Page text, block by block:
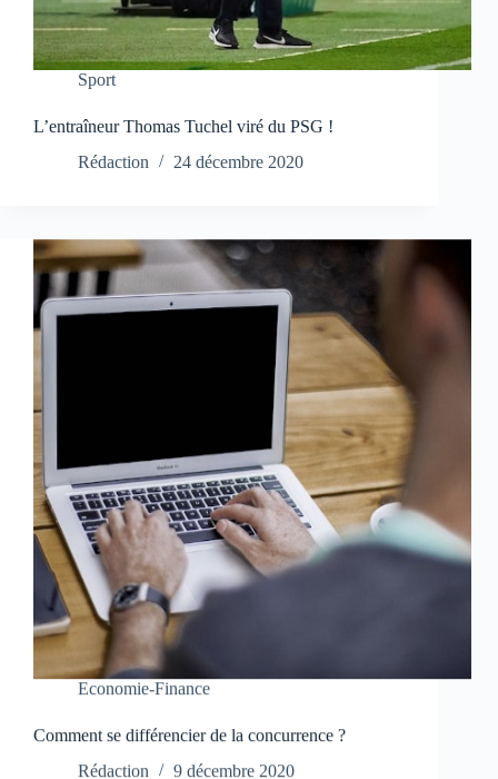
Sport
L’entraîneur Thomas Tuchel viré du PSG !
Rédaction
24 décembre 2020
Economie-Finance
Comment se différencier de la concurrence ?
Rédaction
9 décembre 2020